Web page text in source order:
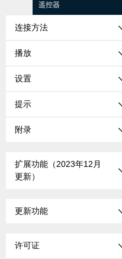
遥控器
连接方法
播放
设置
提示
附录
扩展功能（2023年12月
更新）
更新功能
许可证